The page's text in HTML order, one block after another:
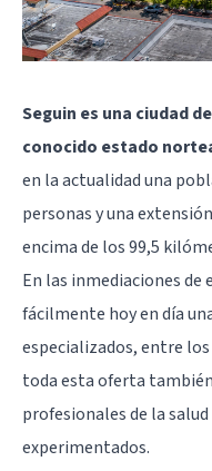
Seguin es una ciudad
conocido estado
en la actualidad una
personas y una
encima de los 99,5
En las inmediaciones
fácilmente hoy en día
especializados, entre
toda esta oferta
profesionales de la
experimentados.